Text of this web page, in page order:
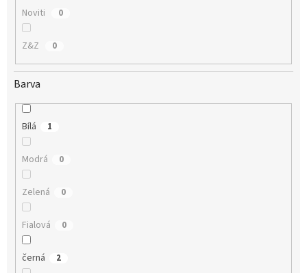
Noviti 0
Z&Z 0
Barva
Bílá 1
Modrá 0
Zelená 0
Fialová 0
černá 2